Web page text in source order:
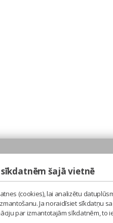
šajā vietnē
(cookies), lai analizētu
Ja noraidīsiet sīkdatņu
par izmantotajām sīkdatnēm,